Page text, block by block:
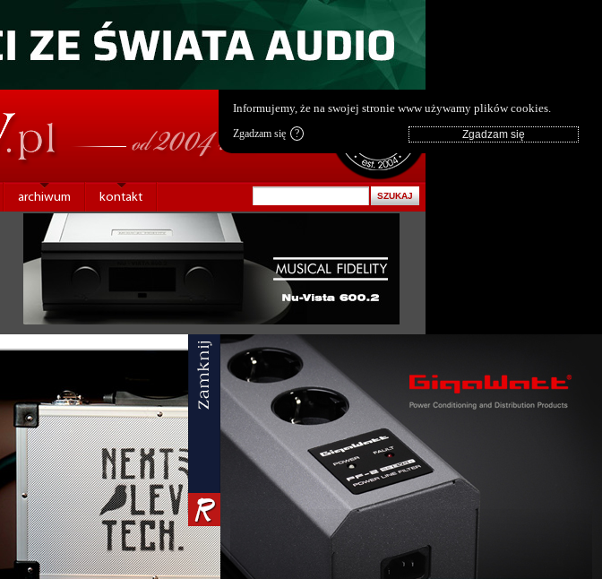
archiwum kontakt
Informujemy, że na swojej stronie www używamy plików cookies.
Zgadzam się ?